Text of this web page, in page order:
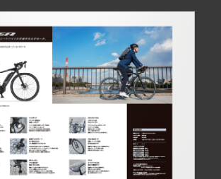
る お問い合わせ・ご相談